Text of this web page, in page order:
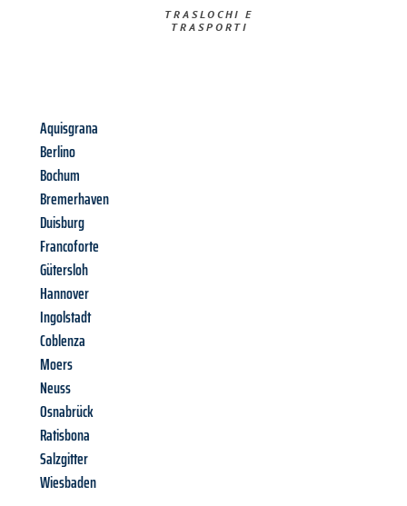
TRASLOCHI E
TRASPORTI​
Aquisgrana
Berlino
Bochum
Bremerhaven
Duisburg
Francoforte
Gütersloh
Hannover
Ingolstadt
Coblenza
Moers
Neuss
Osnabrück
Ratisbona
Salzgitter
Wiesbaden